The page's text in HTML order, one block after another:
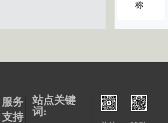
称
服务
支持
站点关键
词: